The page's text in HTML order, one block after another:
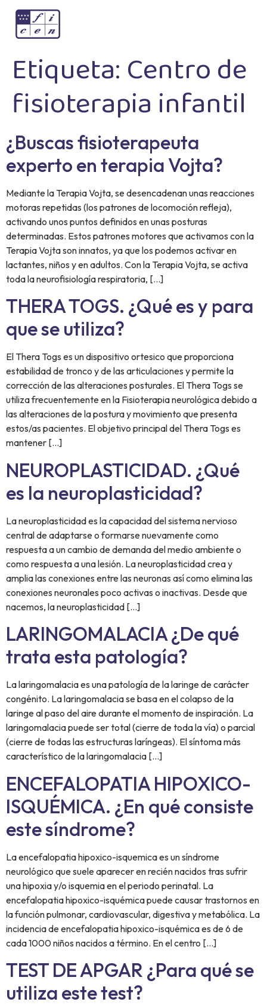
Etiqueta:Centro de
fisioterapia infantil
¿Buscas fisioterapeuta
experto en terapia Vojta?
Mediante la Terapia Vojta, se desencadenan unas reacciones
motoras repetidas (los patrones de locomoción refleja),
activando unos puntos definidos en unas posturas
determinadas. Estos patrones motores que activamos con la
Terapia Vojta son innatos, ya que los podemos activar en
lactantes, niños y en adultos. Con la Terapia Vojta, se activa
toda la neurofisiología respiratoria, […]
THERA TOGS. ¿Qué es y para
que se utiliza?
El Thera Togs es un dispositivo ortesico que proporciona
estabilidad de tronco y de las articulaciones y permite la
corrección de las alteraciones posturales. El Thera Togs se
utiliza frecuentemente en la Fisioterapia neurológica debido a
las alteraciones de la postura y movimiento que presenta
estos/as pacientes. El objetivo principal del Thera Togs es
mantener […]
NEUROPLASTICIDAD. ¿Qué
es la neuroplasticidad?
La neuroplasticidad es la capacidad del sistema nervioso
central de adaptarse o formarse nuevamente como
respuesta a un cambio de demanda del medio ambiente o
como respuesta a una lesión. La neuroplasticidad crea y
amplia las conexiones entre las neuronas así como elimina las
conexiones neuronales poco activas o inactivas. Desde que
nacemos, la neuroplasticidad […]
LARINGOMALACIA ¿De qué
trata esta patología?
La laringomalacia es una patología de la laringe de carácter
congénito. La laringomalacia se basa en el colapso de la
laringe al paso del aire durante el momento de inspiración. La
laringomalacia puede ser total (cierre de toda la vía) o parcial
(cierre de todas las estructuras laríngeas). El síntoma más
característico de la laringomalacia […]
ENCEFALOPATIA HIPOXICO-
ISQUÉMICA. ¿En qué consiste
este síndrome?
La encefalopatia hipoxico-isquemica es un síndrome
neurológico que suele aparecer en recién nacidos tras sufrir
una hipoxia y/o isquemia en el periodo perinatal. La
encefalopatia hipoxico-isquémica puede causar trastornos en
la función pulmonar, cardiovascular, digestiva y metabólica. La
incidencia de encefalopatia hipoxico-isquémica es de 6 de
cada 1000 niños nacidos a término. En el centro […]
TEST DE APGAR ¿Para qué se
utiliza este test?